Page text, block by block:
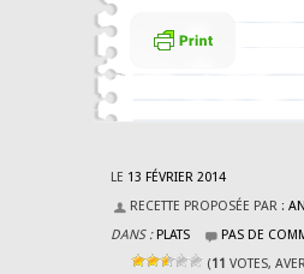
LE 13 FÉVRIER 2014
RECETTE PROPOSÉE PAR :
DANS : PLATS
PAS DE
(11 VOTES,